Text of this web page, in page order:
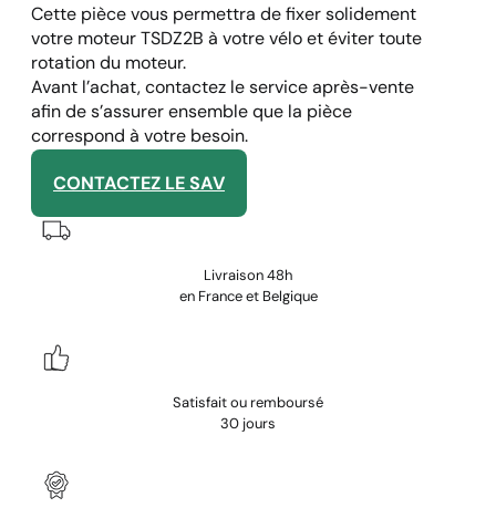
Cette pièce vous permettra de fixer solidement
votre moteur TSDZ2B à votre vélo et éviter toute
rotation du moteur.
Avant l’achat, contactez le service après-vente
afin de s’assurer ensemble que la pièce
correspond à votre besoin.
CONTACTEZ LE SAV
Livraison 48h
en France et Belgique
Satisfait ou remboursé
30 jours